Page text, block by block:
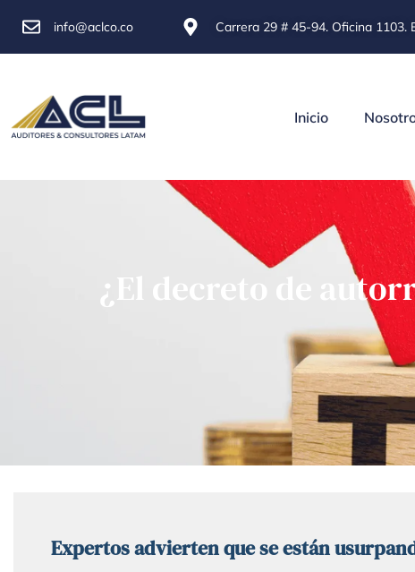
info@aclco.co Carrera 29 # 45-94. Oficina 1103.
Inicio
¿El decreto de
Expertos advierten que se están